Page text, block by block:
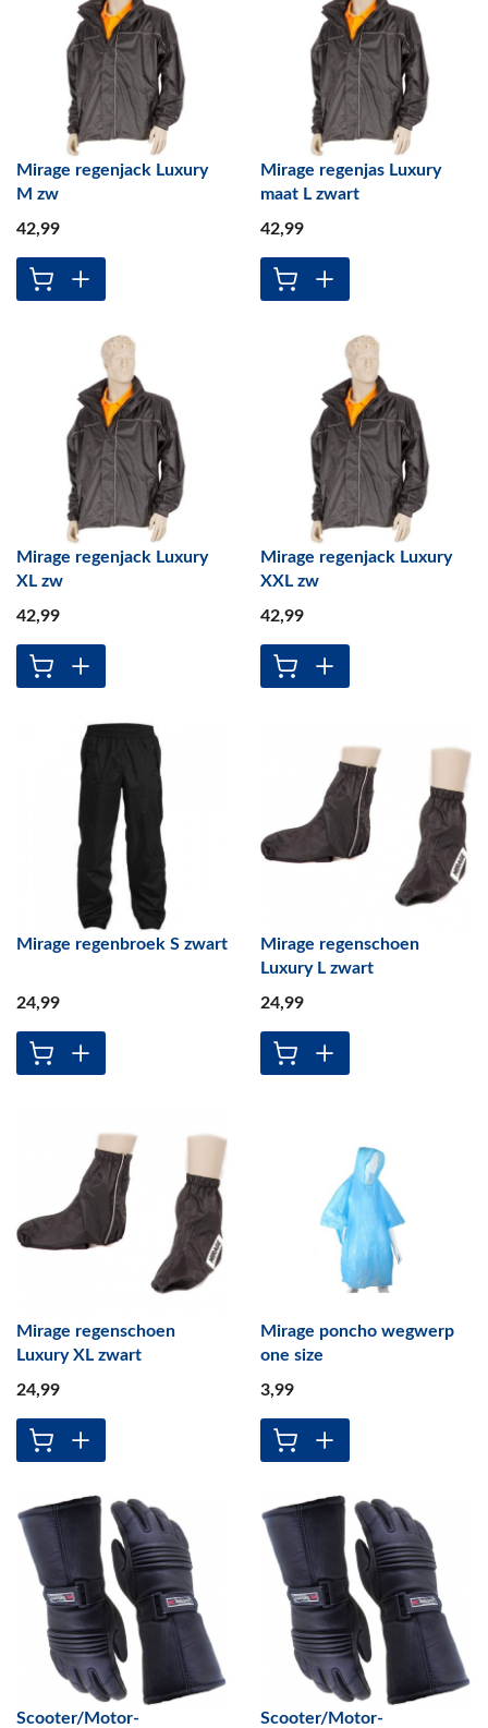
Mirage regenjack Luxury
M zw
42,99
Mirage regenjas Luxury
maat L zwart
42,99
Mirage regenjack Luxury
XL zw
42,99
Mirage regenjack Luxury
XXL zw
42,99
Mirage regenbroek S zwart
24,99
Mirage regenschoen
Luxury L zwart
24,99
Mirage regenschoen
Luxury XL zwart
24,99
Mirage poncho wegwerp
one size
3,99
Scooter/Motor-
Scooter/Motor-